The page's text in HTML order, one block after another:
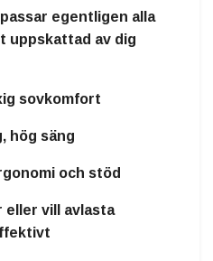
egentligen alla
uppskattad av dig
sovkomfort
hög säng
och stöd
eller vill avlasta